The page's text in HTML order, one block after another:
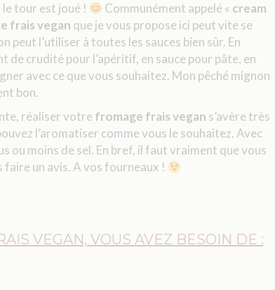
tour est joué !
Communément appelé « cream
frais vegan que je vous propose ici peut vite se
peut l’utiliser à toutes les sauces bien sûr. En
de crudité pour l’apéritif, en sauce pour pâte, en
avec ce que vous souhaitez. Mon pêché mignon
bon.
réaliser votrefromage frais vegan s’avère très
l’aromatiser comme vous le souhaitez. Avec
ou moins de sel. En bref, il faut vraiment que vous
un avis. A vos fourneaux !
VEGAN, VOUS AVEZ BESOIN DE :